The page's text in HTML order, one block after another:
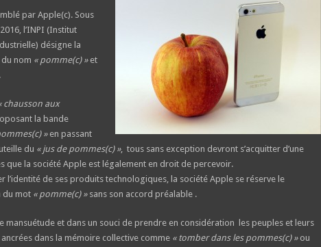
par Apple(c). Sous
l’INPI (Institut
désigne la
nom « pomme(c) »et
chausson aux
la bande
»en passant
du « jus de pommes(c) », tous sans exception devront s’acquitter d’une
que la société Apple est légalement en droit de percevoir.
l’identité de ses produits technologiques, la société Apple se réserve le
du mot « pomme(c) »sans son accord préalable .
mansuétude et dans un souci de prendre en considération les peuples et leurs
dans la mémoire collective comme « tomber dans les pommes(c) »ou